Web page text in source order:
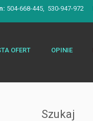
504-668-445, 530-947-972
OFERT OPINIE
Szukaj